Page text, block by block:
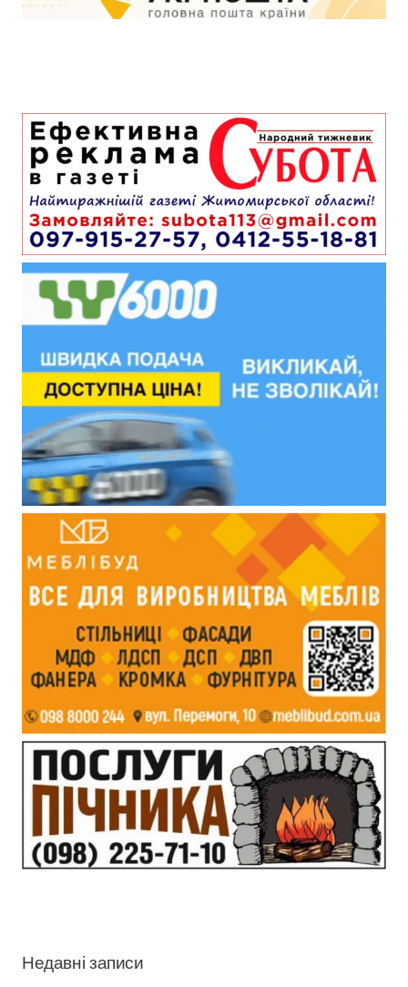
Недавні записи